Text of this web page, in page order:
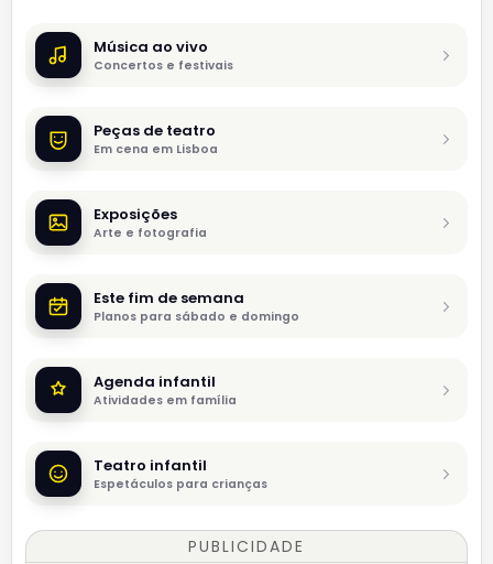
Música ao vivo
Concertos e festivais
Peças de teatro
Em cena em Lisboa
Exposições
Arte e fotografia
Este fim de semana
Planos para sábado e domingo
Agenda infantil
Atividades em família
Teatro infantil
Espetáculos para crianças
PUBLICIDADE